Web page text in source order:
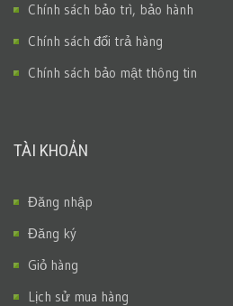
Chính sách bảo trì, bảo hành
Chính sách đổi trả hàng
Chính sách bảo mật thông tin
TÀI KHOẢN
Đăng nhập
Đăng ký
Giỏ hàng
Lịch sử mua hàng